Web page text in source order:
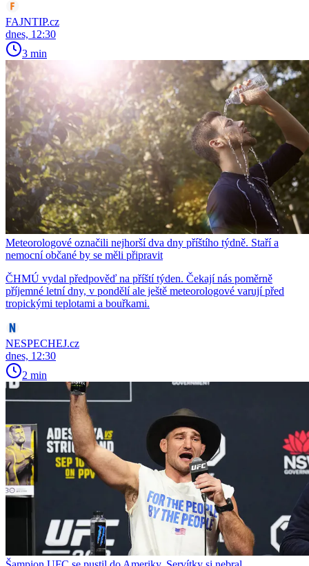
FAJNTIP.cz
dnes, 12:30
3 min
Meteorologové označili nejhorší dva dny příštího týdně. Staří a
nemocní občané by se měli připravit
ČHMÚ vydal předpověď na příští týden. Čekají nás poměrně
příjemné letní dny, v pondělí ale ještě meteorologové varují před
tropickými teplotami a bouřkami.
NESPECHEJ.cz
dnes, 12:30
2 min